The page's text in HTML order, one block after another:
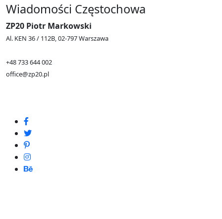
Wiadomości Częstochowa
ZP20 Piotr Markowski
Al. KEN 36 / 112B, 02-797 Warszawa
+48 733 644 002
office@zp20.pl